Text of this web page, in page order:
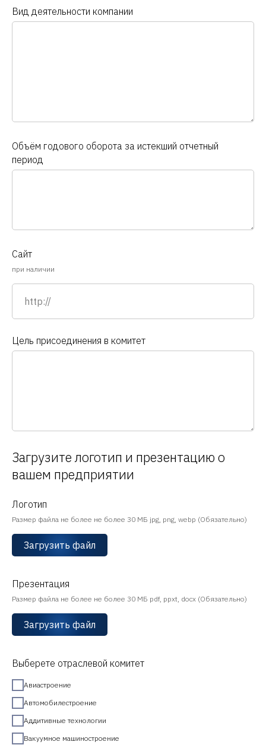
Вид деятельности компании
Объём годового оборота за истекший отчетный
период
Сайт
при наличии
Цель присоединения в комитет
Загрузите логотип и презентацию о
вашем предприятии
Логотип
Размер файла не более не более 30 МБ jpg, png, webp (Обязательно)
Загрузить файл
Презентация
Размер файла не более не более 30 МБ pdf, ppxt, docx (Обязательно)
Загрузить файл
Выберете отраслевой комитет
Авиастроение
Автомобилестроение
Аддитивные технологии
Вакуумное машиностроение